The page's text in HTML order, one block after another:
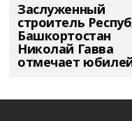
Заслуженный
строитель
Башкортостан
Николай Гавва
отмечает